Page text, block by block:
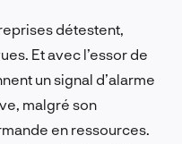
détestent,
Et avec l’essor de
un signal d’alarme
malgré son
en ressources.